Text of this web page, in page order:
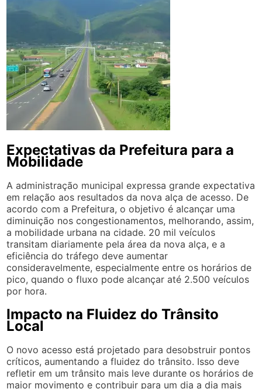
Expectativas da Prefeitura para a
Mobilidade
A administração municipal expressa grande expectativa
em relação aos resultados da nova alça de acesso. De
acordo com a Prefeitura, o objetivo é alcançar uma
diminuição nos congestionamentos, melhorando, assim,
a mobilidade urbana na cidade. 20 mil veículos
transitam diariamente pela área da nova alça, e a
eficiência do tráfego deve aumentar
consideravelmente, especialmente entre os horários de
pico, quando o fluxo pode alcançar até 2.500 veículos
por hora.
Impacto na Fluidez do Trânsito
Local
O novo acesso está projetado para desobstruir pontos
críticos, aumentando a fluidez do trânsito. Isso deve
refletir em um trânsito mais leve durante os horários de
maior movimento e contribuir para um dia a dia mais